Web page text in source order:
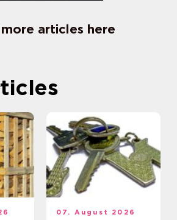
more articles here
07. August 2026